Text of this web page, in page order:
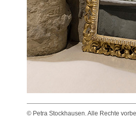
© Petra Stockhausen. Alle Rechte